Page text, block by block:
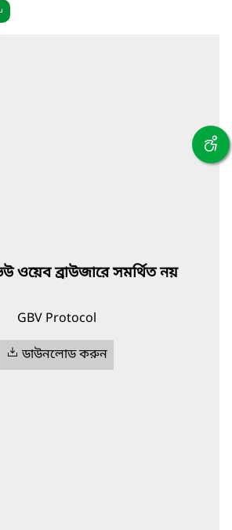
ওয়েব ব্রাউজারে সমর্থিত নয়
GBV Protocol
ডাউনলোড করুন